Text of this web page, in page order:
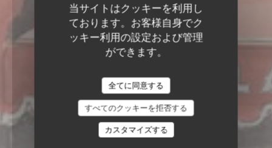
当サイトはクッキーを利用し
ております。お客様自身でク
ッキー利用の設定および管理
ができます。
全てに同意する
すべてのクッキーを拒否する
カスタマイズする